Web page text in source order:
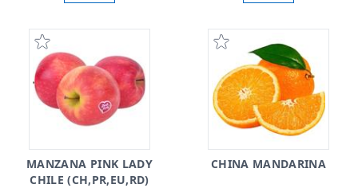
MANZANA PINK LADY
CHILE (CH,PR,EU,RD)
CHINA MANDARINA